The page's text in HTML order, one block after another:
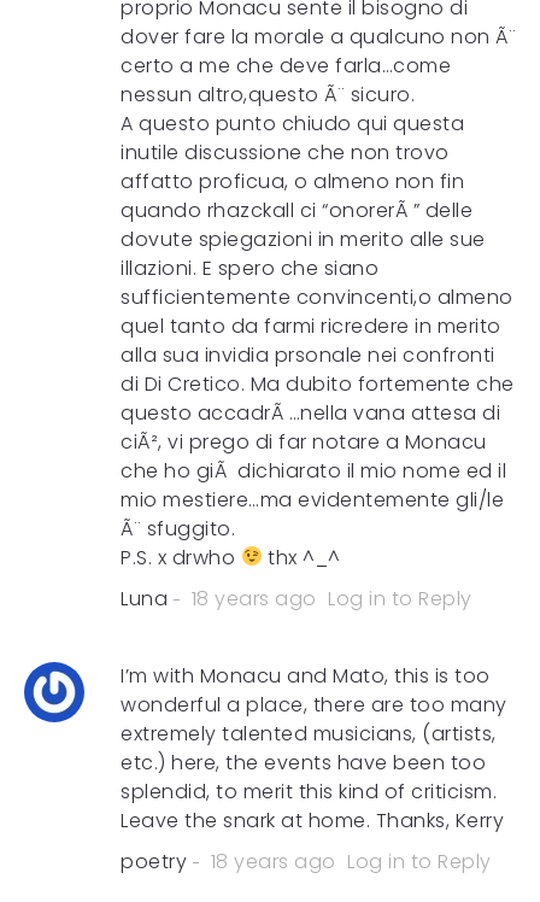
proprio Monacu sente il bisogno di
dover fare la morale a qualcuno non Ã¨
certo a me che deve farla…come
nessun altro,questo Ã¨ sicuro.
A questo punto chiudo qui questa
inutile discussione che non trovo
affatto proficua, o almeno non fin
quando rhazckall ci “onorerÃ ” delle
dovute spiegazioni in merito alle sue
illazioni. E spero che siano
sufficientemente convincenti,o almeno
quel tanto da farmi ricredere in merito
alla sua invidia prsonale nei confronti
di Di Cretico. Ma dubito fortemente che
questo accadrÃ …nella vana attesa di
ciÃ², vi prego di far notare a Monacu
che ho giÃ dichiarato il mio nome ed il
mio mestiere…ma evidentemente gli/le
Ã¨ sfuggito.
P.S. x drwho
thx ^_^
Luna
18 years ago Log in to Reply
I’m with Monacu and Mato, this is too
wonderful a place, there are too many
extremely talented musicians, (artists,
etc.) here, the events have been too
splendid, to merit this kind of criticism.
Leave the snark at home. Thanks, Kerry
poetry
18 years ago Log in to Reply